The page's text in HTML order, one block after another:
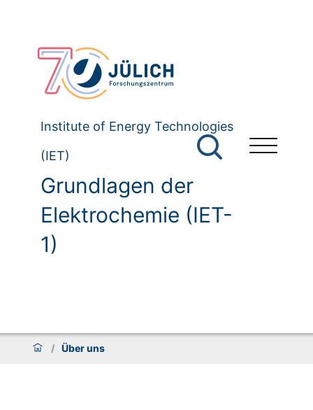
Institute of Energy Technologies
(IET)
Grundlagen der
Elektrochemie (IET-
1)
/ Über uns